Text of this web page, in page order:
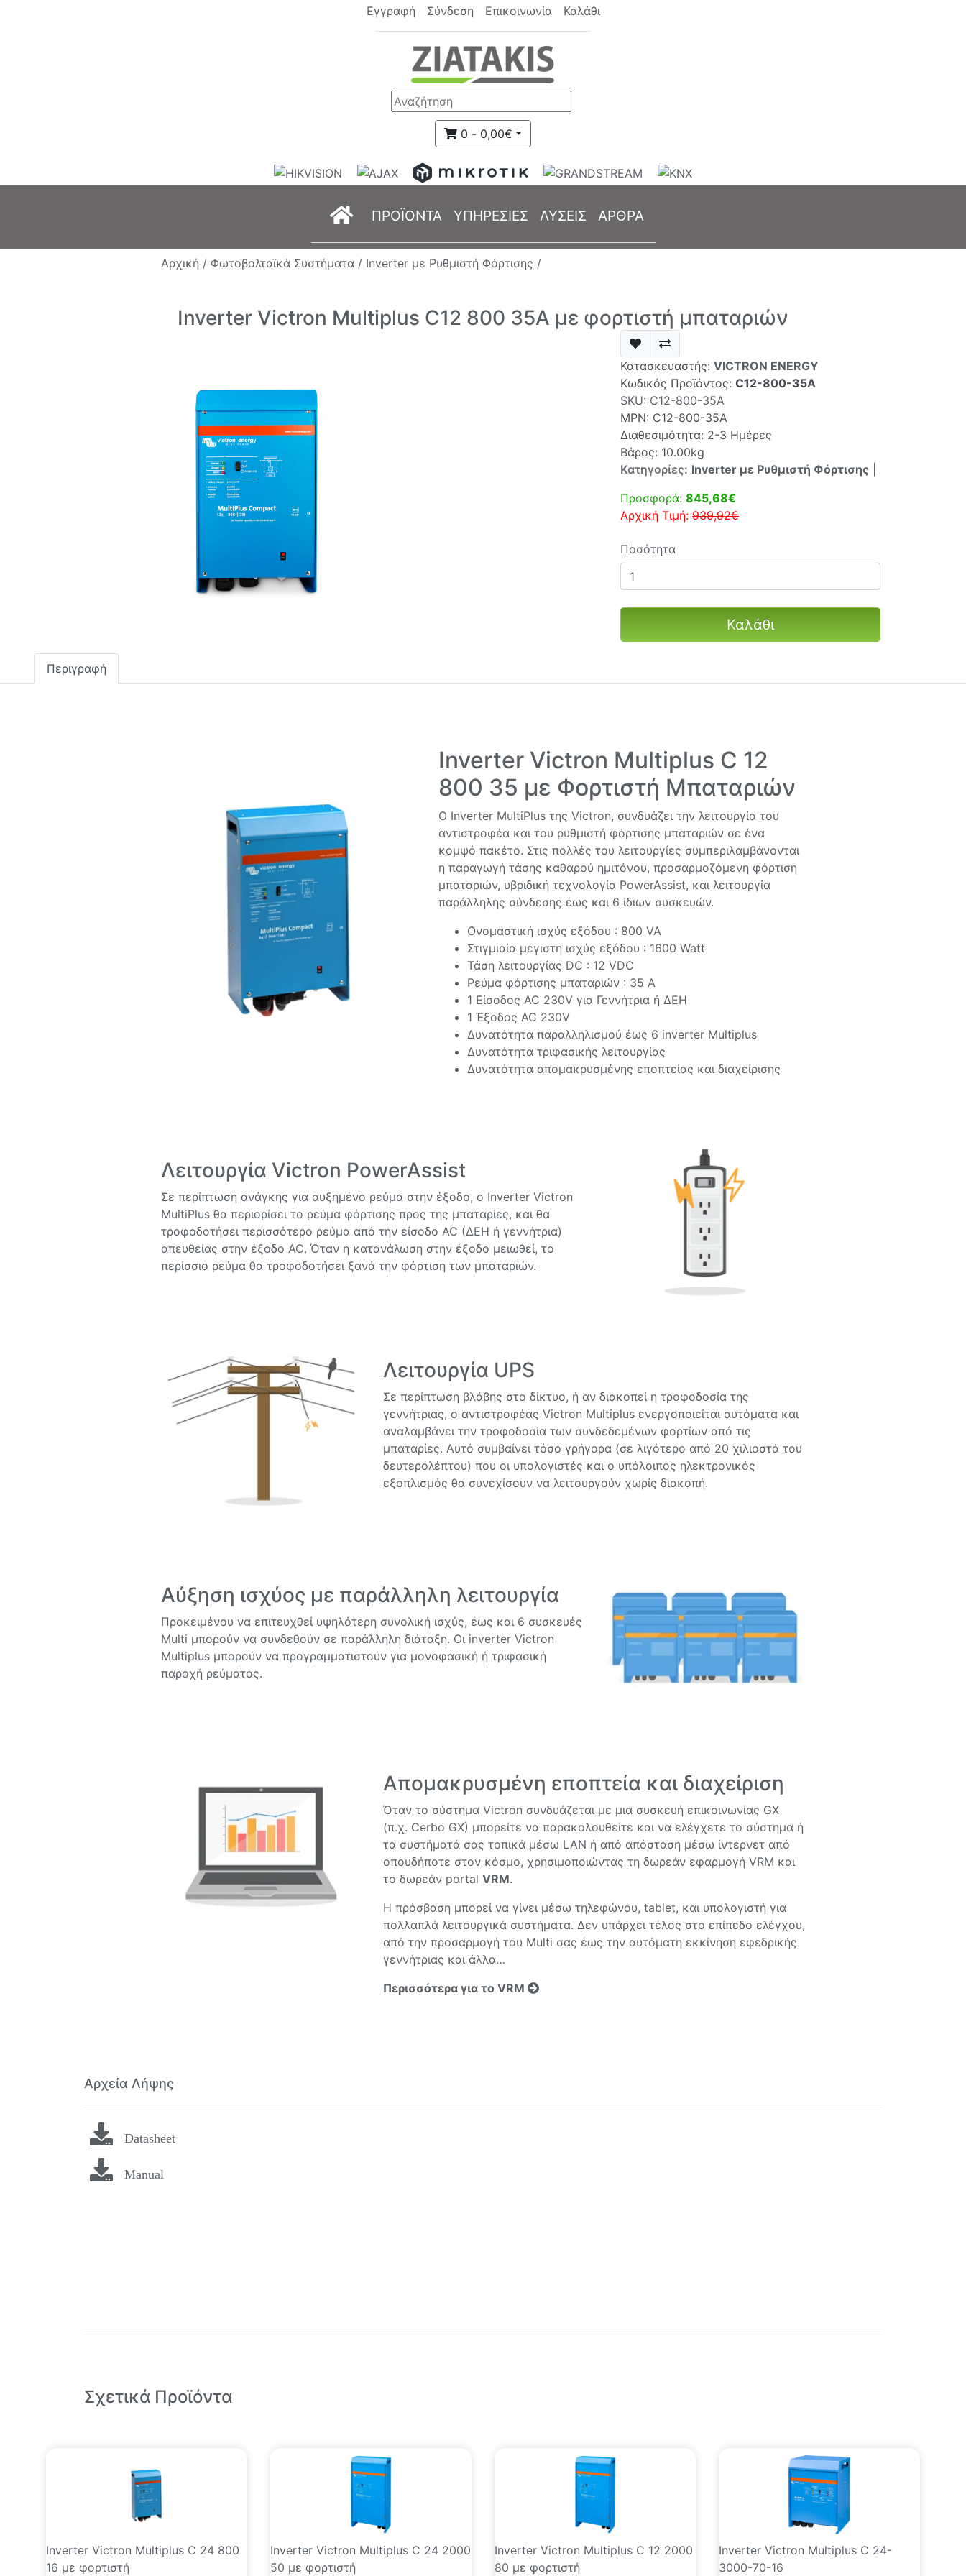
Εγγραφή Σύνδεση Επικοινωνία Καλάθι
0 - 0,00€
(current)
ΠΡΟΪΟΝΤΑ ΥΠΗΡΕΣΙΕΣ ΛΥΣΕΙΣ ΑΡΘΡΑ
Αρχική / Φωτοβολταϊκά Συστήματα / Inverter με Ρυθμιστή Φόρτισης /
Inverter Victron Multiplus C12 800 35A με φορτιστή μπαταριών
Κατασκευαστής:VICTRON ENERGY
Κωδικός Προϊόντος:C12-800-35A
SKU: C12-800-35A
MPN: C12-800-35A
Διαθεσιμότητα: 2-3 Ημέρες
Βάρος: 10.00kg
Κατηγορίες: Inverter με Ρυθμιστή Φόρτισης
Προσφορά:845,68€
Αρχική Τιμή:939,92€
Ποσότητα
Καλάθι
Περιγραφή
Inverter Victron Multiplus C 12
800 35 με Φορτιστή Μπαταριών
Ο Inverter MultiPlus της Victron, συνδυάζει την λειτουργία του
αντιστροφέα και του ρυθμιστή φόρτισης μπαταριών σε ένα
κομψό πακέτο. Στις πολλές του λειτουργίες συμπεριλαμβάνονται
η παραγωγή τάσης καθαρού ημιτόνου, προσαρμοζόμενη φόρτιση
μπαταριών, υβριδική τεχνολογία PowerAssist, και λειτουργία
παράλληλης σύνδεσης έως και 6 ίδιων συσκευών.
Ονομαστική ισχύς εξόδου : 800 VA
Στιγμιαία μέγιστη ισχύς εξόδου : 1600 Watt
Τάση λειτουργίας DC : 12 VDC
Ρεύμα φόρτισης μπαταριών : 35 Α
1 Είσοδος AC 230V για Γεννήτρια ή ΔΕΗ
1 Έξοδος AC 230V
Δυνατότητα παραλληλισμού έως 6 inverter Multiplus
Δυνατότητα τριφασικής λειτουργίας
Δυνατότητα απομακρυσμένης εποπτείας και διαχείρισης
Λειτουργία Victron PowerAssist
Σε περίπτωση ανάγκης για αυξημένο ρεύμα στην έξοδο, ο Inverter Victron
MultiPlus θα περιορίσει το ρεύμα φόρτισης προς της μπαταρίες, και θα
τροφοδοτήσει περισσότερο ρεύμα από την είσοδο AC (ΔΕΗ ή γεννήτρια)
απευθείας στην έξοδο AC. Όταν η κατανάλωση στην έξοδο μειωθεί, το
περίσσιο ρεύμα θα τροφοδοτήσει ξανά την φόρτιση των μπαταριών.
Λειτουργία UPS
Σε περίπτωση βλάβης στο δίκτυο, ή αν διακοπεί η τροφοδοσία της
γεννήτριας, ο αντιστροφέας Victron Multiplus ενεργοποιείται αυτόματα και
αναλαμβάνει την τροφοδοσία των συνδεδεμένων φορτίων από τις
μπαταρίες. Αυτό συμβαίνει τόσο γρήγορα (σε λιγότερο από 20 χιλιοστά του
δευτερολέπτου) που οι υπολογιστές και ο υπόλοιπος ηλεκτρονικός
εξοπλισμός θα συνεχίσουν να λειτουργούν χωρίς διακοπή.
Αύξηση ισχύος με παράλληλη λειτουργία
Προκειμένου να επιτευχθεί υψηλότερη συνολική ισχύς, έως και 6 συσκευές
Multi μπορούν να συνδεθούν σε παράλληλη διάταξη. Οι inverter Victron
Multiplus μπορούν να προγραμματιστούν για μονοφασική ή τριφασική
παροχή ρεύματος.
Απομακρυσμένη εποπτεία και διαχείριση
Όταν το σύστημα Victron συνδυάζεται με μια συσκευή επικοινωνίας GX
(π.χ. Cerbo GX) μπορείτε να παρακολουθείτε και να ελέγχετε το σύστημα ή
τα συστήματά σας τοπικά μέσω LAN ή από απόσταση μέσω ίντερνετ από
οπουδήποτε στον κόσμο, χρησιμοποιώντας τη δωρεάν εφαρμογή VRM και
το δωρεάν portal VRM.
Η πρόσβαση μπορεί να γίνει μέσω τηλεφώνου, tablet, και υπολογιστή για
πολλαπλά λειτουργικά συστήματα. Δεν υπάρχει τέλος στο επίπεδο ελέγχου,
από την προσαρμογή του Multi σας έως την αυτόματη εκκίνηση εφεδρικής
γεννήτριας και άλλα…
Περισσότερα για το VRM
Αρχεία Λήψης
Datasheet
Manual
Σχετικά Προϊόντα
Inverter Victron Multiplus C 24 800
16 με φορτιστή
Inverter Victron Multiplus C 24 2000
50 με φορτιστή
Inverter Victron Multiplus C 12 2000
80 με φορτιστή
Inverter Victron Multiplus C 24-
3000-70-16